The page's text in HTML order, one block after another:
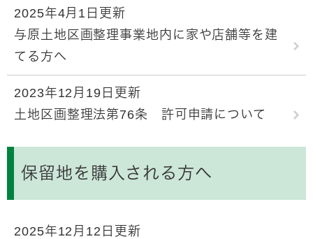
2025年4月1日更新
与原土地区画整理事業地内に家や店舗等を建
てる方へ
2023年12月19日更新
土地区画整理法第76条 許可申請について
保留地を購入される方へ
2025年12月12日更新